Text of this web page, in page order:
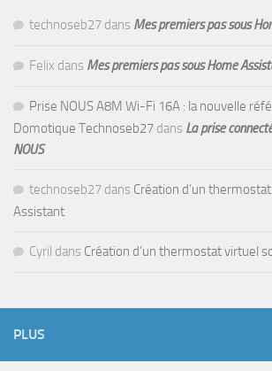
technoseb27 dans Mes premiers pas sous
Felix dans Mes premiers pas sous Home
Prise NOUS A8M Wi-Fi 16A : la nouvelle
Domotique Technoseb27 dans La prise
NOUS
technoseb27 dans Création d’un
Assistant
Cyril dans Création d’un thermostat virtuel
PLUS